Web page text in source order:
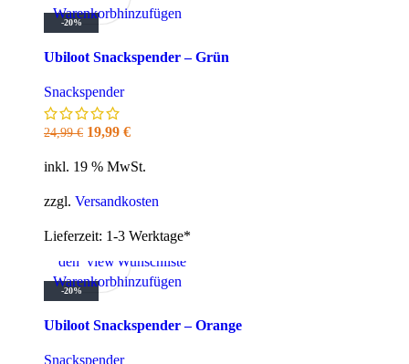
-20%
Warenkorbhinzufügen
Ubiloot Snackspender – Grün
Snackspender
24,99€ Ursprünglicher
war:
19,99 €Aktueller
ist:
inkl. 19 % MwSt.
zzgl. Versandkosten
Lieferzeit: 1-3 Werktage*
-20%
In
den
Warenkorb
Quick
view
Zur
Wunschliste
hinzufügen
Ubiloot Snackspender – Orange
Snackspender